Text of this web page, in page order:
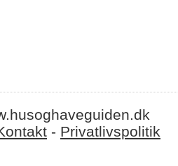
- Privatlivspolitik